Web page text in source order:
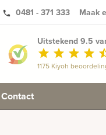
phone 0481 - 371 333 Maak
Uitstekend 9.5
star star star star
1175 Kiyoh
Contact